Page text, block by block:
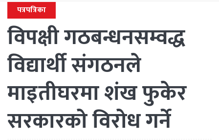
पत्रपत्रिका
विपक्षी गठबन्धनसम्वद्ध
विद्यार्थी संगठनले
माइतीघरमा शंख फुकेर
सरकारको विरोध गर्ने